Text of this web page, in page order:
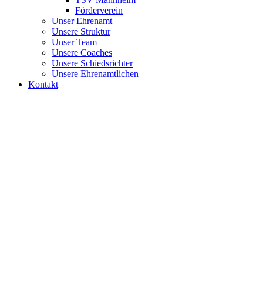
Förderverein
Unser Ehrenamt
Unsere Struktur
Unser Team
Unsere Coaches
Unsere Schiedsrichter
Unsere Ehrenamtlichen
Kontakt